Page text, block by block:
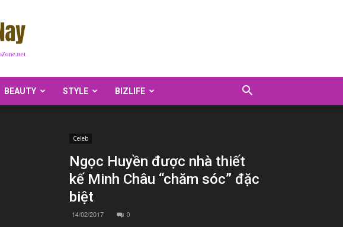
BEAUTY STYLE BIZLIFE
Celeb
Ngọc Huyền được nhà thiết
kế Minh Châu “chăm sóc” đặc
biệt
14/02/2017 0